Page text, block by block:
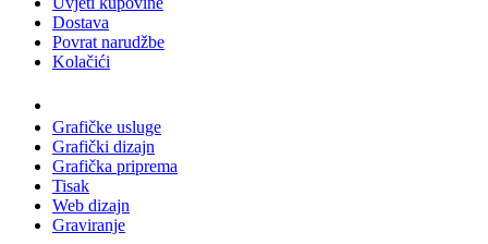
Dostava
Povrat narudžbe
Kolačići
Grafičke usluge
Grafički dizajn
Grafička priprema
Tisak
Web dizajn
Graviranje